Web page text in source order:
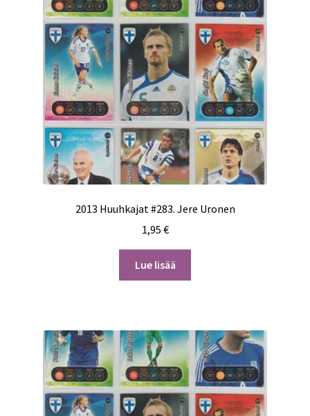
2013 Huuhkajat #283. Jere Uronen
1,95 €
Lue lisää